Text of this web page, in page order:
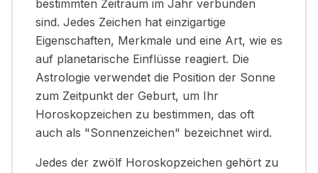
bestimmten Zeitraum im Jahr verbunden
sind. Jedes Zeichen hat einzigartige
Eigenschaften, Merkmale und eine Art, wie es
auf planetarische Einflüsse reagiert. Die
Astrologie verwendet die Position der Sonne
zum Zeitpunkt der Geburt, um Ihr
Horoskopzeichen zu bestimmen, das oft
auch als "Sonnenzeichen" bezeichnet wird.
Jedes der zwölf Horoskopzeichen gehört zu